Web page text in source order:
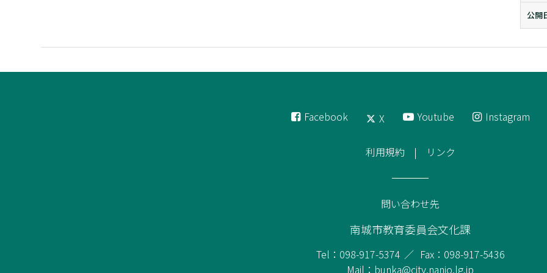
公開
Facebook X Youtube Instagram
利用規約 リンク
問い合わせ先
南城市教育委員会文化課
Tel：098-917-5374
Fax：098-917-5436
Mail：bunka@city.nanjo.lg.jp